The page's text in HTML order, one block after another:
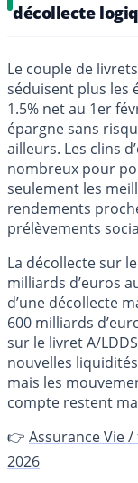
décollecte
Le couple de
séduisent plus les
1.5% net au 1er
épargne sans
ailleurs. Les clins
nombreux pour
seulement les
rendements
prélèvements
La décollecte sur
milliards d’euros
d’une décollecte
600 milliards
sur le livret A/
nouvelles
mais les
compte restent
👉 Assurance Vie
2026